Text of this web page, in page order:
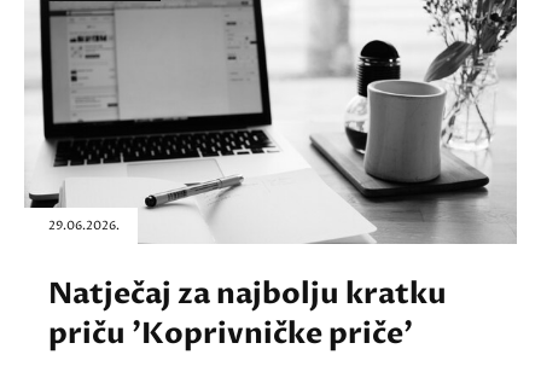
29.06.2026.
Natječaj za najbolju kratku
priču 'Koprivničke priče'